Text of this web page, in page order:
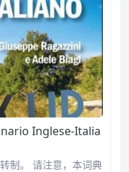
Inglese-Italia
制。 请注意，本词典